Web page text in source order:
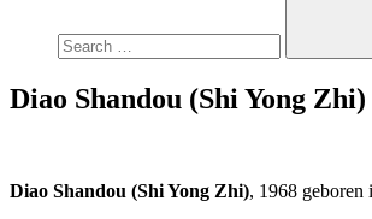
Diao Shandou (Shi Yong Zhi)
Diao Shandou (Shi Yong Zhi), 1968 geboren